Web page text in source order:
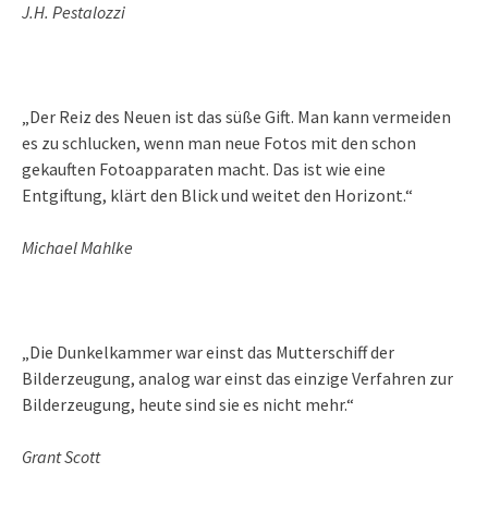
J.H. Pestalozzi
„Der Reiz des Neuen ist das süße Gift. Man kann vermeiden
es zu schlucken, wenn man neue Fotos mit den schon
gekauften Fotoapparaten macht. Das ist wie eine
Entgiftung, klärt den Blick und weitet den Horizont.“
Michael Mahlke
„Die Dunkelkammer war einst das Mutterschiff der
Bilderzeugung, analog war einst das einzige Verfahren zur
Bilderzeugung, heute sind sie es nicht mehr.“
Grant Scott